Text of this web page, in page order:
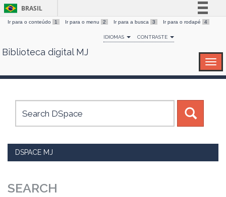
Skip
BRASIL
Simplifique!
Comunica BR
Canais
Ir para o conteúdo 1 Ir para o menu 2 Ir para a busca 3 Ir para o rodapé 4
IDIOMAS CONTRASTE
Biblioteca digital MJ
DSPACE MJ
SEARCH